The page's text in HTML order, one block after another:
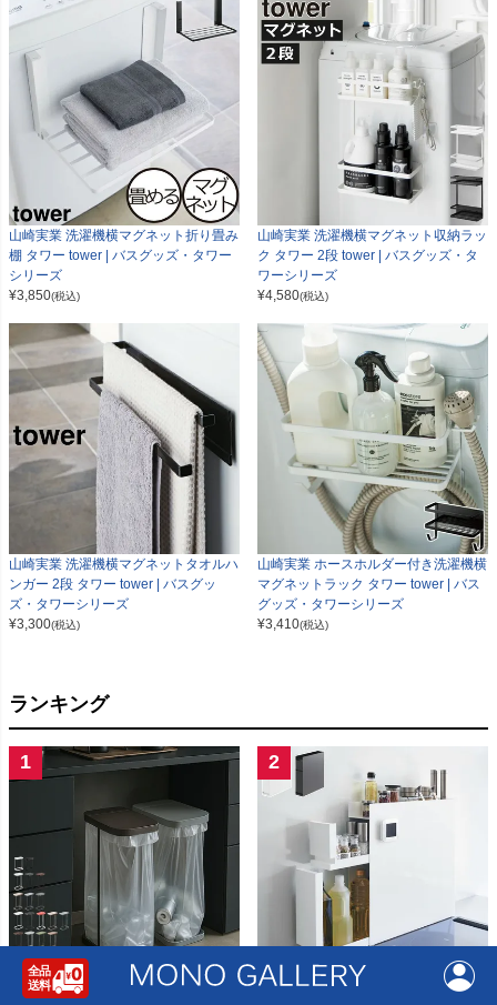
山崎実業 洗濯機横マグネット折り畳み
棚 タワー tower | バスグッズ・タワー
シリーズ
¥3,850(税込)
山崎実業 洗濯機横マグネット収納ラッ
ク タワー 2段 tower | バスグッズ・タ
ワーシリーズ
¥4,580(税込)
山崎実業 洗濯機横マグネットタオルハ
ンガー 2段 タワー tower | バスグッ
ズ・タワーシリーズ
¥3,300(税込)
山崎実業 ホースホルダー付き洗濯機横
マグネットラック タワー tower | バス
グッズ・タワーシリーズ
¥3,410(税込)
ランキング
1
山崎実業 分別ゴミ袋ホルダー LUCE
2
山崎実業 隠せる調味料ラック タワー 2